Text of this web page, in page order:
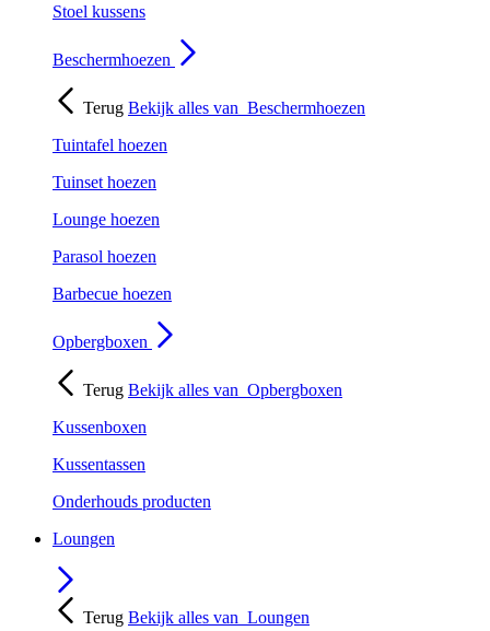
Stoel kussens
Beschermhoezen
Terug Bekijk alles van Beschermhoezen
Tuintafel hoezen
Tuinset hoezen
Lounge hoezen
Parasol hoezen
Barbecue hoezen
Opbergboxen
Terug Bekijk alles van Opbergboxen
Kussenboxen
Kussentassen
Onderhouds producten
Loungen
Terug Bekijk alles van Loungen